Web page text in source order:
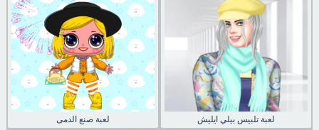
لعبة صنع الدمى لعبة تلبيس بيلي ايليش